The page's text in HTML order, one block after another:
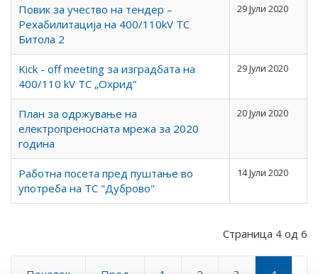
Повик за учество на тендер –
Рехабилитација на 400/110kV ТС
Битола 2
29 Јули 2020
Kick - off meeting за изградбата на
400/110 kV ТС „Охрид“
29 Јули 2020
План за одржување на
електропреносната мрежа за 2020
година
20 Јули 2020
Работна посета пред пуштање во
употреба на ТС "Дуброво"
14 Јули 2020
Страница 4 од 6